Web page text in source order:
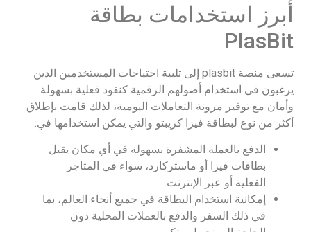
أبرز استخدامات بطاقة
PlasBit
تسعى منصة plasbit إلى تلبية احتياجات المستخدمين الذين
يرغبون في استخدام أصولهم الرقمية كنقود فعلية بسهولة
وأمان مع توفير مرونة التعاملات اليومية، لذلك قامت بإطلاق
أكثر من نوع لبطاقة فيزا كريبتو والتي يمكن استخدامها في:
الدفع بالعملة المشفرة بسهولة في أي مكان يقبل
بطاقات فيزا أو ماستركارد، سواء في المتاجر
الفعلية أو عبر الإنترنت.
إمكانية استخدام البطاقة في جميع أنحاء العالم، بما
في ذلك السفر والدفع بالعملات المحلية دون